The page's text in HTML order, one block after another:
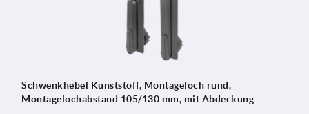
Schwenkhebel Kunststoff, Montageloch rund,
Montagelochabstand 105/130 mm, mit Abdeckung